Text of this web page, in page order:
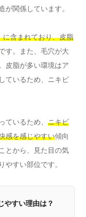
が関係しています。
に含まれており、皮脂
す。また、毛穴が大
皮脂が多い環境はア
ているため、ニキビ
ているため、 ニキビ
感を感じやすい傾向
とから、見た目の気
やすい部位です。
やすい理由は？